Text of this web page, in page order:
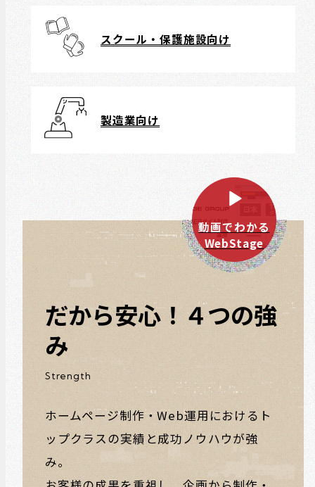
スクール・保護施設向け
製造業向け
動画でわかる
WebStage
だから安心！４つの強
み
Strength
ホームページ制作・Web運用におけるト
ップクラスの実績と成功ノウハウが強
み。